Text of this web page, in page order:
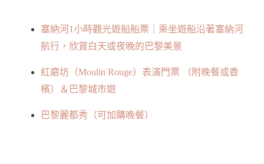
塞納河1小時觀光遊船船票｜乘坐遊船沿著塞納河
航行，欣賞白天或夜晚的巴黎美景
紅磨坊（Moulin Rouge）表演門票 （附晚餐或香
檳）＆巴黎城市遊
巴黎麗都秀（可加購晚餐）